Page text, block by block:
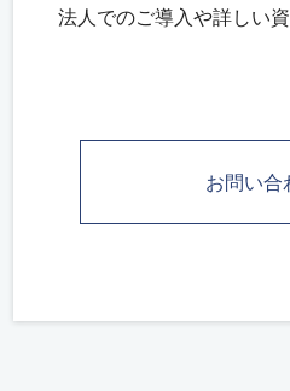
法人でのご導入や詳しい
お問い合
法人様